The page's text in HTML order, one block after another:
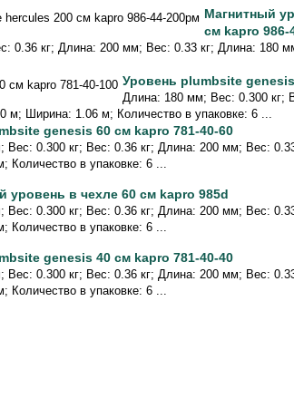
Магнитный
см kapro 986-
0.36 кг; Длина: 200 мм; Вес: 0.33 кг; Длина: 180
Уровень plumbsite
Длина: 180 мм; Вес: 0.300 кг;
м; Ширина: 1.06 м; Количество в упаковке: 6 ...
genesis 60 см kapro 781-40-60
Вес: 0.300 кг; Вес: 0.36 кг; Длина: 200 мм; Вес:
Количество в упаковке: 6 ...
уровень в чехле 60 см kapro 985d
Вес: 0.300 кг; Вес: 0.36 кг; Длина: 200 мм; Вес:
Количество в упаковке: 6 ...
genesis 40 см kapro 781-40-40
Вес: 0.300 кг; Вес: 0.36 кг; Длина: 200 мм; Вес:
Количество в упаковке: 6 ...